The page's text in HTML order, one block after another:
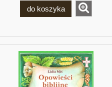
do koszyka